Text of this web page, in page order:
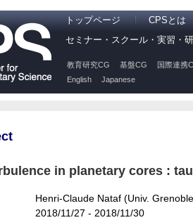
トップページ
CPSとは
セミナー・スクール・実習・
教育研究CG 基盤CG
国際連携
English
Japanese
in planetary cores :
Henri-Claude Nataf (Univ.
2018/11/27 - 2018/11/30